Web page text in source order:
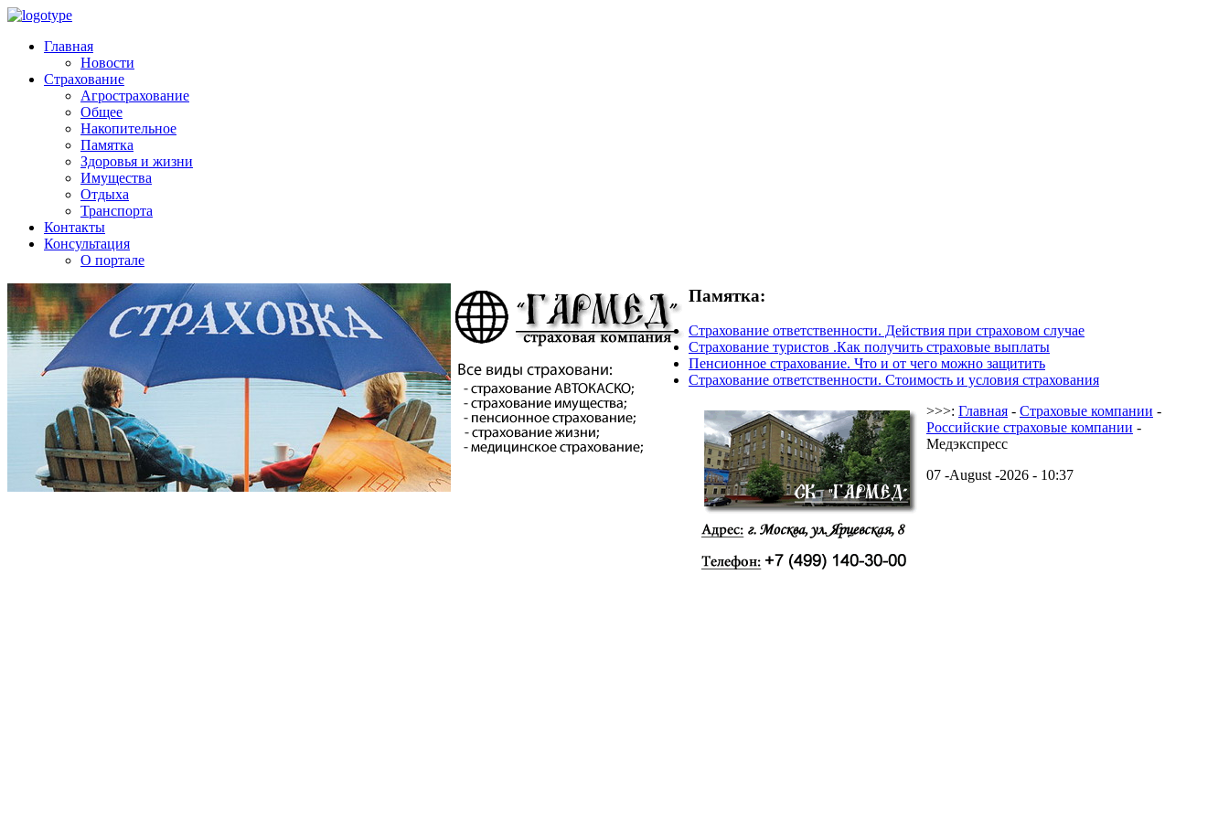
Главная
Новости
Страхование
Агрострахование
Общее
Накопительное
Памятка
Здоровья и жизни
Имущества
Отдыха
Транспорта
Контакты
Консультация
О портале
Памятка:
Страхование ответственности. Действия при страховом случае
Страхование туристов .Как получить страховые выплаты
Пенсионное страхование. Что и от чего можно защитить
Страхование ответственности. Стоимость и условия страхования
>>>: Главная - Страховые компании -
Российские страховые компании -
Медэкспресс
07 -August -2026 - 10:37